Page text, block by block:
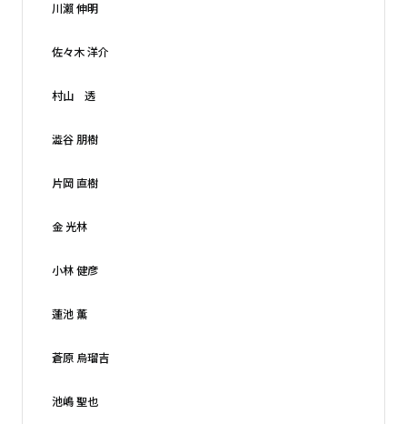
川瀨 伸明
佐々木 洋介
村山 透
澁谷 朋樹
片岡 直樹
金 光林
小林 健彦
蓮池 薫
蒼原 烏瑠吉
池嶋 聖也